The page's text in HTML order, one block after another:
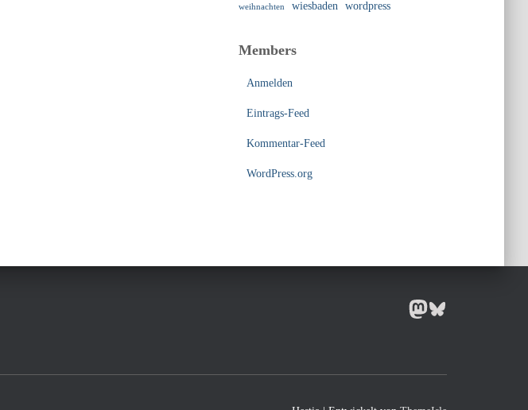
weihnachten wiesbaden wordpress
Members
Anmelden
Eintrags-Feed
Kommentar-Feed
WordPress.org
MASTODON